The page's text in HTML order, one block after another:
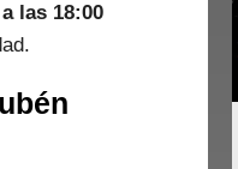
las 18:00